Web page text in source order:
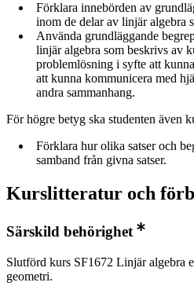
Förklara innebörden av
inom de delar av linjär algebra
Använda grundläggande
linjär algebra som beskrivs av
problemlösning i syfte att
att kunna kommunicera med
andra sammanhang.
För högre betyg ska studenten även
Förklara hur olika satser och
samband från givna satser.
Kurslitteratur och
Särskild behörighet
Slutförd kurs SF1672 Linjär algebra
geometri.